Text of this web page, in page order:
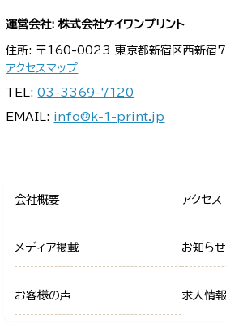
運営会社: 株式会社ケイワンプリント
住所: 〒160-0023 東京都新宿区西新
アクセスマップ
TEL:03-3369-7120
EMAIL: info@k-1-print.jp
会社概要 アクセス
メディア掲載 お知らせ
お客様の声 求人情報